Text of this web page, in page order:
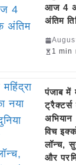
आज 4
अंतिम
1 min
पंजाब में
ट्रैक्टर्स
अभियान
विच
लॉन्च,
और